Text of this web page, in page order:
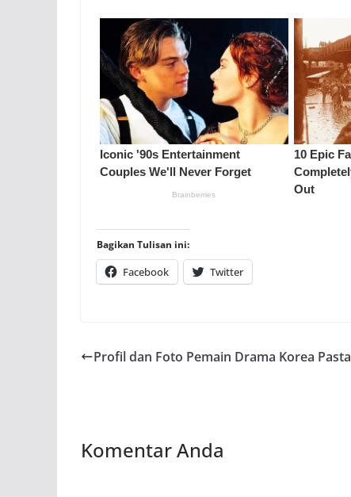
Bagikan Tulisan ini:
Facebook Twitter
Profil dan Foto Pemain Drama Korea Pasta
Komentar Anda